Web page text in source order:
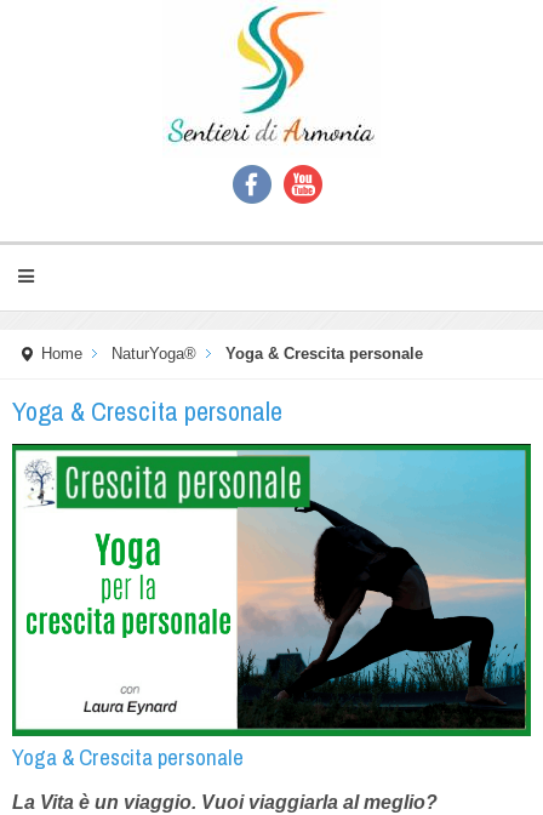
Home NaturYoga® Yoga & Crescita personale
Yoga & Crescita personale
Yoga & Crescita personale
La Vita è un viaggio. Vuoi viaggiarla al meglio?